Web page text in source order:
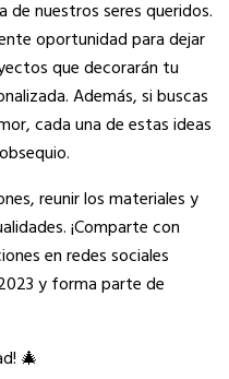
de nuestros seres queridos.
oportunidad para dejar
que decorarán tu
Además, si buscas
cada una de estas ideas
reunir los materiales y
¡Comparte con
en redes sociales
y forma parte de
🎄